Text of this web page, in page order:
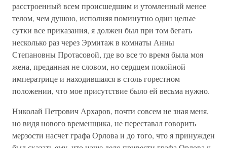
расстроенный всем происшедшим и утомленный менее
телом, чем душою, исполняя поминутно один целые
сутки все приказания, я должен был при том бегать
несколько раз через Эрмитаж в комнаты Анны
Степановны Протасовой, где во все то время была моя
жена, преданная не словом, но сердцем покойной
императрице и находившаяся в столь горестном
положении, что мое присутствие было ей весьма нужно.
Николай Петрович Архаров, почти совсем не зная меня,
но видя нового временщика, не переставал говорить
мерзости насчет графа Орлова и до того, что я принужден